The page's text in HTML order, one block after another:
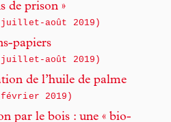
de prison »
août 2019)
papiers
août 2019)
de l’huile de palme
2019)
par le bois : une « bio-